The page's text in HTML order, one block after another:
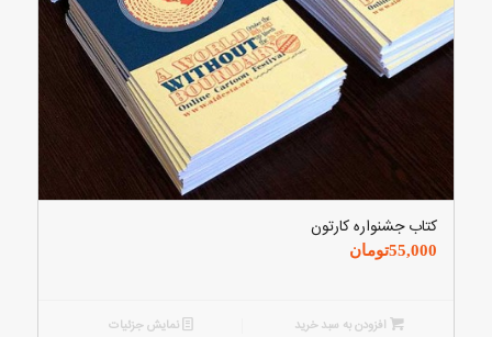
کتاب جشنواره کارتون
55,000تومان
افزودن به سبد خرید نمایش جزئیات